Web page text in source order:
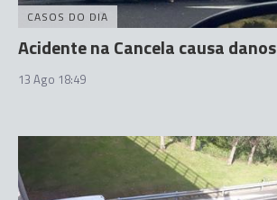
CASOS DO DIA
Acidente na Cancela causa danos
13 Ago 18:49